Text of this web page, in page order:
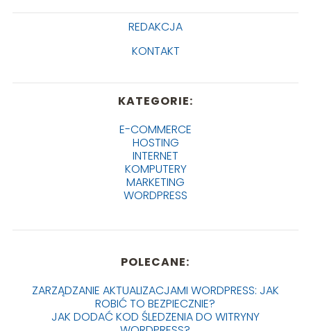
REDAKCJA
KONTAKT
KATEGORIE:
E-COMMERCE
HOSTING
INTERNET
KOMPUTERY
MARKETING
WORDPRESS
POLECANE:
ZARZĄDZANIE AKTUALIZACJAMI WORDPRESS: JAK
ROBIĆ TO BEZPIECZNIE?
JAK DODAĆ KOD ŚLEDZENIA DO WITRYNY